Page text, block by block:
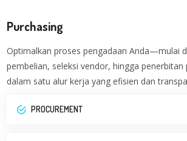
Purchasing
Optimalkan proses pengadaan Anda—mulai
pembelian, seleksi vendor, hingga
dalam satu alur kerja yang efisien dan
PROCUREMENT